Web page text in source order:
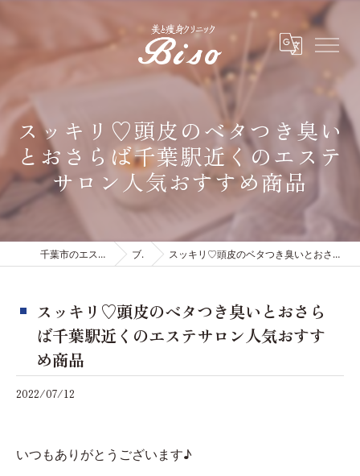
スッキリ♡頭皮のベタつき臭い
とおさらば千葉駅近くのエステ
サロン人気おすすめ商品
千葉市のエステは有限会社ビソウ ブログ スッキリ♡頭皮のベタつき臭いとおさらば千葉駅近くのエステサロン人気おすすめ商品
スッキリ♡頭皮のベタつき臭いとおさら
ば千葉駅近くのエステサロン人気おすす
め商品
2022/07/12
いつもありがとうございます♪